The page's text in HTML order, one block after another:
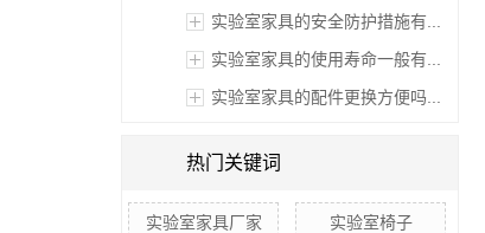
实验室家具的安全防护措施有...
实验室家具的使用寿命一般有...
实验室家具的配件更换方便吗...
热门关键词
实验室家具厂家 实验室椅子